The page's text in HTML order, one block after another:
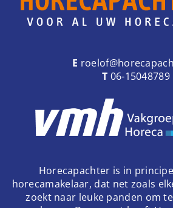
E
T 06-15048789
Horecapachter is in
horecamakelaar, dat net zoals
zoekt naar leuke panden om